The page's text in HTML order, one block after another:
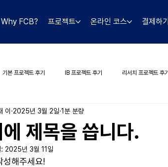
Why FCB? 프로젝트 온라인 코스 결제하기
기본 프로젝트 후기 IB 프로젝트 후기 리서치 프로젝트 후기
제목을 씁니다.
이 2025년 3월 2일 1분 분량
2025년 3월 11일
성해주세요!